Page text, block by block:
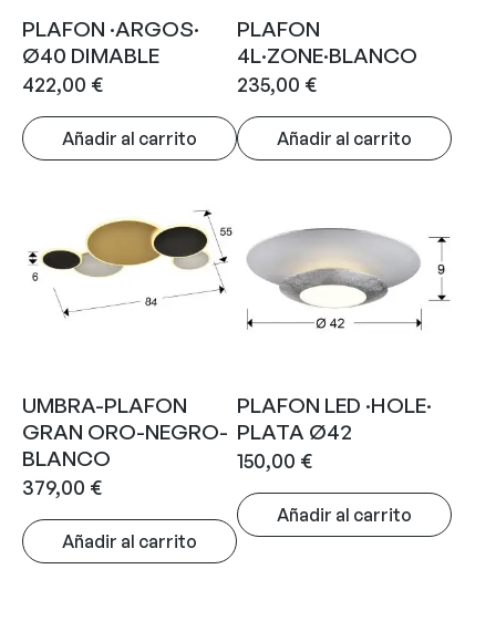
PLAFON ·ARGOS·
Ø40 DIMABLE
422,00 €
Añadir al carrito
PLAFON
4L·ZONE·BLANCO
235,00 €
Añadir al carrito
UMBRA-PLAFON
GRAN ORO-NEGRO-
BLANCO
379,00 €
Añadir al carrito
PLAFON LED ·HOLE·
PLATA Ø42
150,00 €
Añadir al carrito